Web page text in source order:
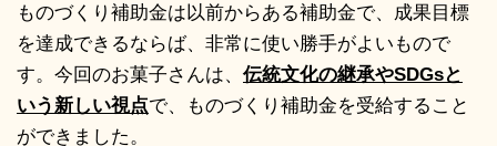
ものづくり補助金は以前からある補助金で、成果目標
を達成できるならば、非常に使い勝手がよいもので
す。今回のお菓子さんは、 伝統文化の継承やSDGsと
いう新しい視点で、ものづくり補助金を受給すること
ができました。